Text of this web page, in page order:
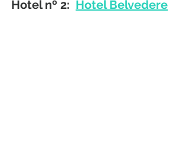
Hotel nº 2: Hotel Belvedere